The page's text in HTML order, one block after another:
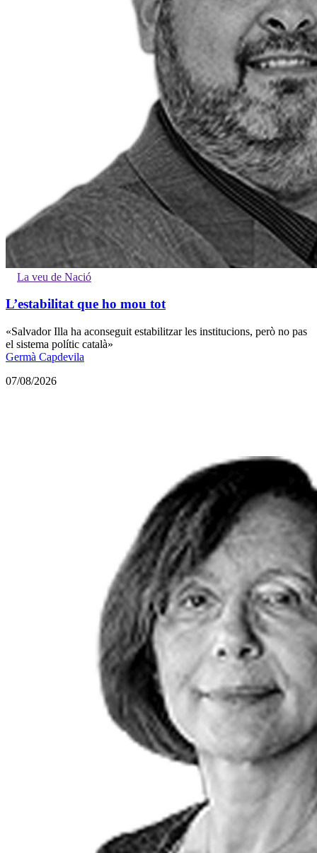
La veu de Nació
L’estabilitat que ho mou tot
«Salvador Illa ha aconseguit estabilitzar les institucions, però no pas
el sistema polític català»
Germà Capdevila
07/08/2026